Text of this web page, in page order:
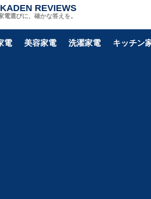
電選びに、確かな答えを。
KADEN REVIEWS
電 美容家電 洗濯家電 キッチン